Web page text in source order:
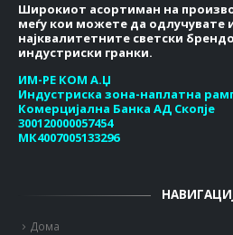
Широкиот асортиман на
меѓу кои можете да одлучувате
најквалитетните светски
индустриски гранки.
ИМ-РЕ КОМ А.Џ
Индустриска зона-наплатна
Комерцијална Банка АД Скопје
300120000057454
МК4007005133296
Дома